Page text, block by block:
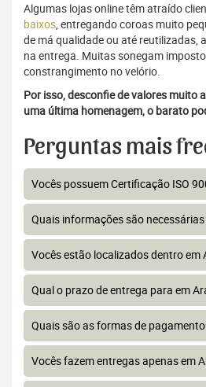
Algumas lojas online têm atraído
baixos, entregando coroas muito
de má qualidade ou até reutilizadas,
na entrega. Muitas sonegam
constrangimento no velório.
Por isso, desconfie de valores muito
uma última homenagem, o barato
Perguntas mais
Vocês possuem Certificação ISO
Quais informações são
Vocês estão localizados dentro em
Qual o prazo de entrega para em
Quais são as formas de
Vocês fazem entregas apenas em